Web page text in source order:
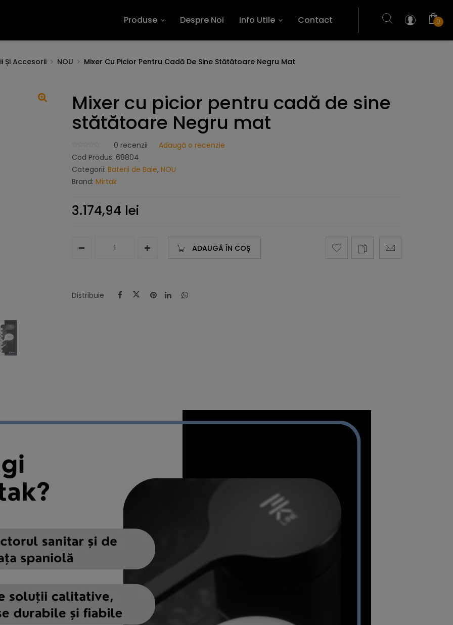
Produse Despre Noi Info Utile Contact 0
Și Accesorii NOU Mixer Cu Picior Pentru Cadă De Sine Stătătoare Negru Mat
Mixer cu picior pentru cadă de sine
stătătoare Negru mat
0 recenzii
Adaugă o recenzie
Cod Produs: 68804
Categorii: Baterii de Baie, NOU
Brand: Mirtak
3.174,94 lei
ADAUGĂ ÎN COȘ
Distribuie